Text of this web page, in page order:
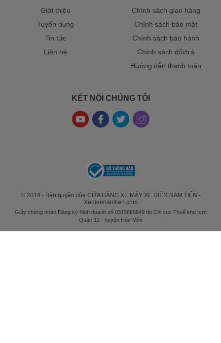
Giới thiệu
Tuyển dụng
Tin tức
Liên hệ
Chính sách giao hàng
Chính sách bảo mật
Chính sách bảo hành
Chính sách đổi/trả
Hướng dẫn thanh toán
KẾT NỐI CHÚNG TÔI
© 2014 - Bản quyền của CỬA HÀNG XE MÁY XE ĐIỆN NAM TIẾN -
Xediennamtien.com
Giấy chứng nhận Đăng ký Kinh doanh số 0315865649 do Chi cục Thuế khu vực
Quận 12 - huyện Hóc Môn